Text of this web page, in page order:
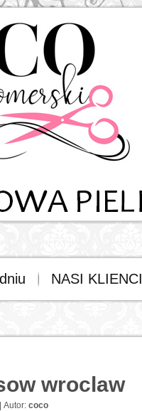
NASI KLIENCI
wroclaw
Autor: coco